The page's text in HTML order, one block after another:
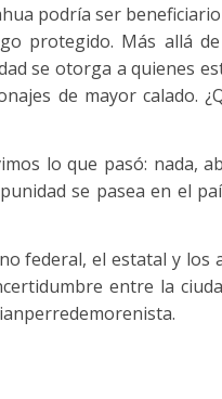
podría ser
protegido. Más allá
se otorga a quienes
de mayor calado.
lo que pasó: nada,
se pasea en el
federal, el estatal y los
entre la